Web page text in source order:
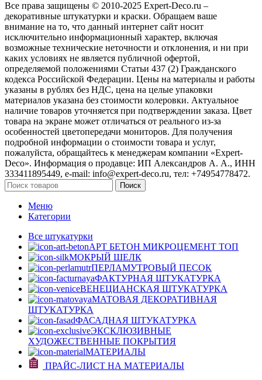
Все права защищены © 2010-2025 Expert-Deco.ru –
декоративные штукатурки и краски. Обращаем ваше
внимание на то, что данный интернет сайт носит
исключительно информационный характер, включая
возможные технические неточности и отклонения, и ни при
каких условиях не является публичной офертой,
определяемой положениями Статьи 437 (2) Гражданского
кодекса Российской Федерации. Цены на материалы и работы
указаны в рублях без НДС, цена на целые упаковки
материалов указана без стоимости колеровки. Актуальное
наличие товаров уточняется при подтверждении заказа. Цвет
товара на экране может отличаться от реального из‑за
особенностей цветопередачи мониторов. Для получения
подробной информации о стоимости товара и услуг,
пожалуйста, обращайтесь к менеджерам компании «Expert-
Deco». Информация о продавце: ИП Александров А. А., ИНН
333411895449, e-mail: info@expert-deco.ru, тел: +74954778472.
Поиск
Меню
Категории
Все штукатурки
АРТ БЕТОН МИКРОЦЕМЕНТ ТОП
МОКРЫЙ ШЕЛК
ПЕРЛАМУТРОВЫЙ ПЕСОК
ФАКТУРНАЯ ШТУКАТУРКА
ВЕНЕЦИАНСКАЯ ШТУКАТУРКА
МАТОВАЯ ДЕКОРАТИВНАЯ
ШТУКАТУРКА
ФАСАДНАЯ ШТУКАТУРКА
ЭКСКЛЮЗИВНЫЕ
ХУДОЖЕСТВЕННЫЕ ПОКРЫТИЯ
МАТЕРИАЛЫ
ПРАЙС-ЛИСТ НА МАТЕРИАЛЫ